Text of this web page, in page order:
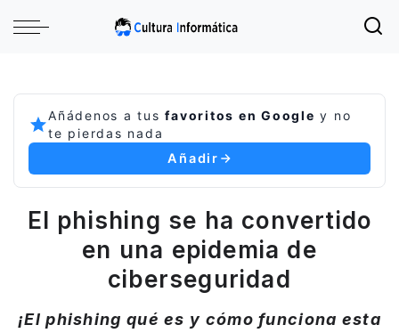
Añádenos a tusfavoritos en Google y no
te pierdas nada
Añadir
El phishing se ha convertido
en una epidemia de
ciberseguridad
¡El phishing qué es y cómo funciona esta